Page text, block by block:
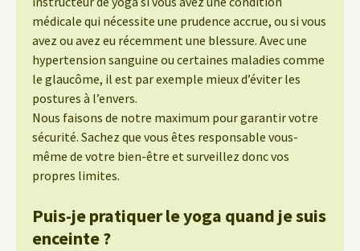
médicale qui nécessite une prudence accrue, ou si vous
avez ou avez eu récemment une blessure. Avec une
hypertension sanguine ou certaines maladies comme
le glaucôme, il est par exemple mieux d’éviter les
postures à l’envers.
Nous faisons de notre maximum pour garantir votre
sécurité. Sachez que vous êtes responsable vous-
même de votre bien-être et surveillez donc vos
propres limites.
Puis-je pratiquer le yoga quand je suis
enceinte ?